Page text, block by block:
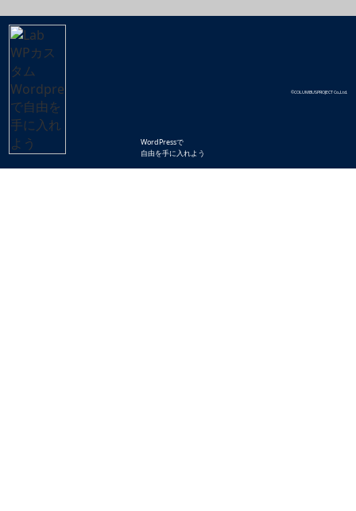
WordPressで
自由を手に入れよう
©COLUMBUSPROJECT Co.,Ltd.